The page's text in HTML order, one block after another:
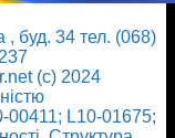
буд. 34 тел. (068)
(с) 2024
00411; L10-01675;